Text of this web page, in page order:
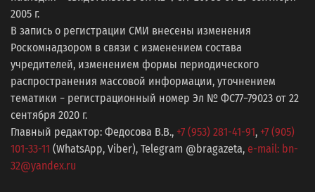
2005 г.
В запись о регистрации СМИ внесены изменения
Роскомнадзором в связи с изменением состава
учредителей, изменением формы периодического
распространения массовой информации, уточнением
тематики − регистрационный номер Эл № ФС77−79023 от 22
сентября 2020 г.
Главный редактор: Федосова В.В., +7 (953) 281-41-91, +7 (905)
101-33-11 (WhatsApp, Viber), Telegram @bragazeta, e-mail: bn-
32@yandex.ru